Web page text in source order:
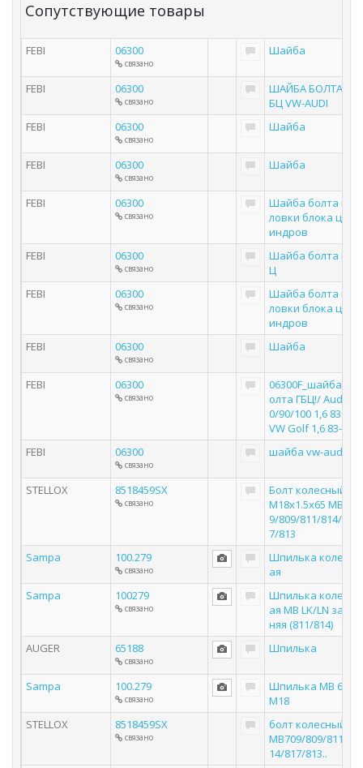
Сопутствующие товары
FEBI 06300
связано
Шайба
FEBI 06300
связано
ШАЙБА БОЛТА Г
БЦ VW-AUDI
FEBI
06300
связано
Шайба
FEBI 06300
связано
Шайба
FEBI 06300
связано
Шайба болта го
ловки блока цил
индров
FEBI
06300
связано
Шайба болта ГБ
Ц
FEBI
06300
связано
Шайба болта го
ловки блока цил
индров
FEBI
06300
связано
Шайба
FEBI 06300
связано
06300F_шайба б
олта ГБЦ!/ Audi 8
0/90/100 1,6 83>,
VW Golf 1,6 83-
FEBI
06300
связано
шайба vw-audi
STELLOX 8518459SX
связано
Болт колесный
M18x1.5x65 MB70
9/809/811/814/81
7/813
Sampa
100.279
связано
Шпилька колесн
ая
Sampa
100279
связано
Шпилька колесн
ая MB LK/LN зад
няя (811/814)
AUGER
65188
связано
Шпилька
Sampa 100.279
связано
Шпилька MB 65*
M18
STELLOX
8518459SX
связано
болт колесный ·
MB709/809/811/8
14/817/813..